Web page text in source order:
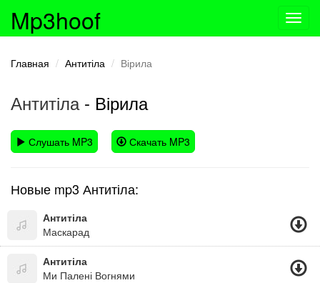
Mp3hoof
Главная Антитіла Вірила
Антитіла- Вірила
Слушать MP3 Скачать MP3
Новые mp3 Антитіла:
Антитіла
Маскарад
Антитіла
Ми Палені Вогнями